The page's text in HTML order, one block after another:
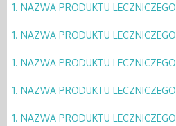
1. NAZWA PRODUKTU LECZNICZEGO
1. NAZWA PRODUKTU LECZNICZEGO
1. NAZWA PRODUKTU LECZNICZEGO
1. NAZWA PRODUKTU LECZNICZEGO
1. NAZWA PRODUKTU LECZNICZEGO